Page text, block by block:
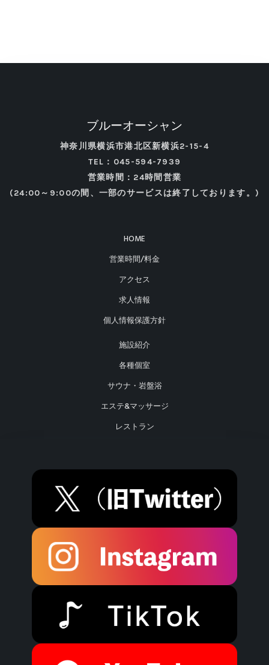
ブルーオーシャン
神奈川県横浜市港北区新横浜2-15-4
TEL：045-594-7939
営業時間：24時間営業
(24:00～9:00の間、一部のサービスは終了しております。)
HOME
営業時間/料金
アクセス
求人情報
個人情報保護方針
施設紹介
各種個室
サウナ・岩盤浴
エステ&マッサージ
レストラン